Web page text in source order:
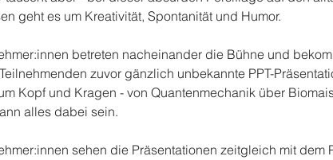
geht es um Kreativität, Spontanität und Humor.
betreten nacheinander die Bühne und
zuvor gänzlich unbekannte PPT-
Kopf und Kragen - von Quantenmechanik über
alles dabei sein.
sehen die Präsentationen zeitgleich mit